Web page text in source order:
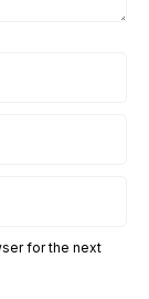
for the next